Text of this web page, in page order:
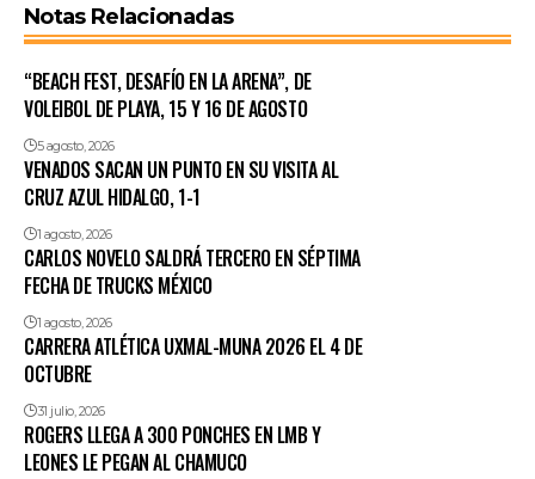
Notas Relacionadas
“BEACH FEST, DESAFÍO EN LA ARENA”, DE
VOLEIBOL DE PLAYA, 15 Y 16 DE AGOSTO
5 agosto, 2026
VENADOS SACAN UN PUNTO EN SU VISITA AL
CRUZ AZUL HIDALGO, 1-1
1 agosto, 2026
CARLOS NOVELO SALDRÁ TERCERO EN SÉPTIMA
FECHA DE TRUCKS MÉXICO
1 agosto, 2026
CARRERA ATLÉTICA UXMAL-MUNA 2026 EL 4 DE
OCTUBRE
31 julio, 2026
ROGERS LLEGA A 300 PONCHES EN LMB Y
LEONES LE PEGAN AL CHAMUCO